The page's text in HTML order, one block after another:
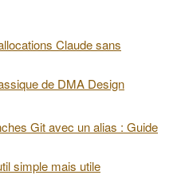
Claude sans
de DMA Design
Git avec un alias : Guide
simple mais utile